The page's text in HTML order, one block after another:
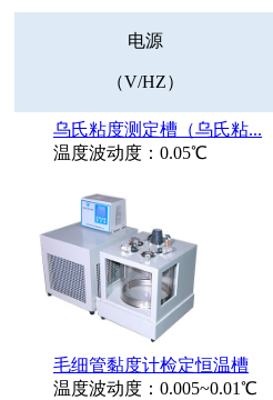
电源
（V/HZ）
乌氏粘度测定槽（乌氏粘...
温度波动度：0.05℃
毛细管黏度计检定恒温槽
温度波动度：0.005~0.01℃